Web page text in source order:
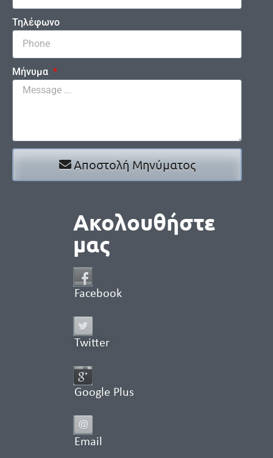
Τηλέφωνο
Μήνυμα
Αποστολή Μηνύματος
Ακολουθήστε
μας
Facebook
Twitter
Google Plus
Email